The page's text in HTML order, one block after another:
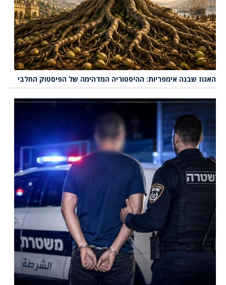
האגוז שבנה אימפריות: ההיסטוריה המדהימה של הפיסטוק החלבי